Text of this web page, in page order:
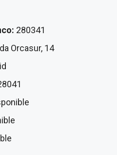
280341
Orcasur, 14